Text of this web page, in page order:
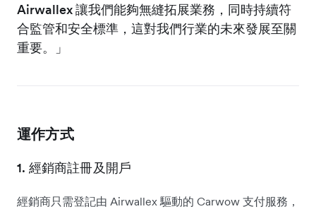
Airwallex 讓我們能夠無縫拓展業務，同時持續符
合監管和安全標準，這對我們行業的未來發展至關
重要。」
運作方式
1. 經銷商註冊及開戶
經銷商只需登記由 Airwallex 驅動的 Carwow 支付服務，